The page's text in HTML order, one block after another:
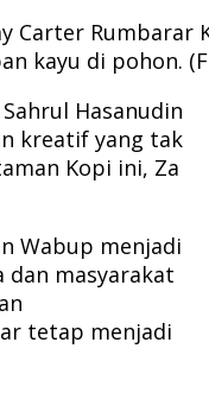
Carter Rumbarar
kayu di pohon.
Hasanudin
kreatif yang tak
Kopi ini, Za
Wabup menjadi
dan masyarakat
tetap menjadi